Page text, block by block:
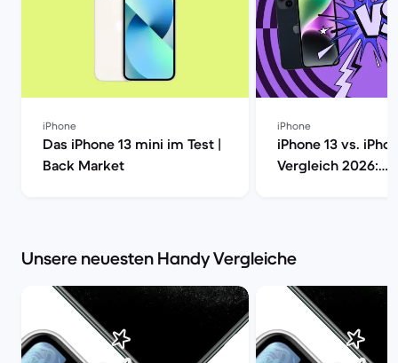
iPhone
Das iPhone 13 mini im Test |
Back Market
iPhone
iPhone 13 vs.
Vergleich 2026:
Unsere neuesten Handy Vergleiche